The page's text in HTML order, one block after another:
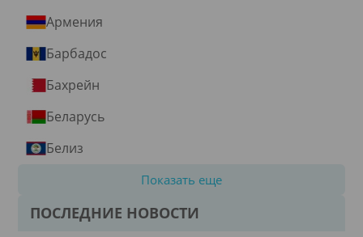
Армения
Барбадос
Бахрейн
Беларусь
Белиз
Показать еще
ПОСЛЕДНИЕ НОВОСТИ